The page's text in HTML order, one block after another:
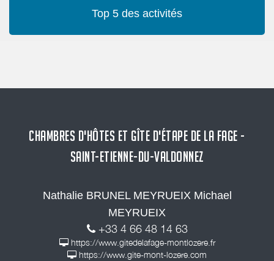
Top 5 des activités
CHAMBRES D'HÔTES ET GÎTE D'ÉTAPE DE LA FAGE -
SAINT-ETIENNE-DU-VALDONNEZ
Nathalie BRUNEL MEYRUEIX Michael
MEYRUEIX
+33 4 66 48 14 63
https://www.gitedelafage-montlozere.fr
https://www.gite-mont-lozere.com